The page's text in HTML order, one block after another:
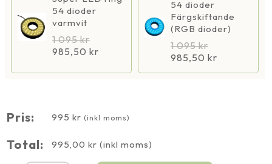
54 dioder
varmvit
1 095kr
985,50kr
54 dioder
Färgskiftande
(RGB dioder)
1 095kr
985,50 kr
Pris: 995 kr (inkl moms)
Total: 995,00 kr (inkl moms)